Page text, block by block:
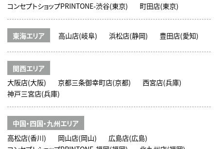
コンセプトショップPRINTONE-渋谷(東京)
町田店(東京)
東海エリア 高山店(岐阜) 浜松店(静岡) 豊田店(愛知)
関西エリア
大阪店(大阪)
京都三条御幸町店(京都)
西宮店(兵庫)
神戸三宮店(兵庫)
中国・四国・九州エリア
高松店(香川)
岡山店(岡山)
広島店(広島)